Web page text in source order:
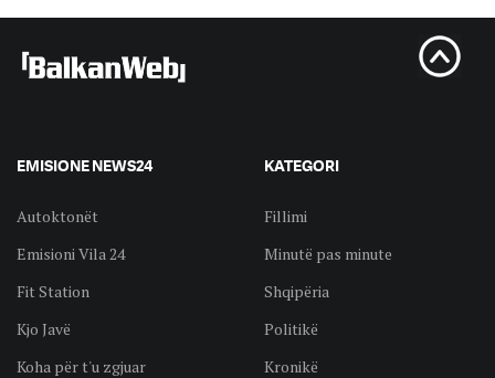
EMISIONE NEWS24
Autoktonët
Emisioni Vila 24
Fit Station
Kjo Javë
Koha për t'u zgjuar
KATEGORI
Fillimi
Minutë pas minute
Shqipëria
Politikë
Kronikë